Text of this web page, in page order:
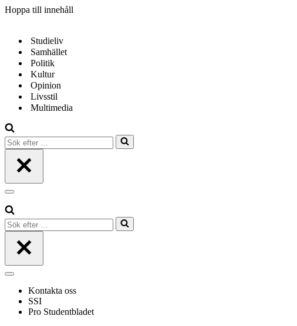
Hoppa till innehåll
Studieliv
Samhället
Politik
Kultur
Opinion
Livsstil
Multimedia
Sök
efter
Navigeringsmeny
Sök
efter
Navigeringsmeny
Kontakta oss
SSI
Pro Studentbladet